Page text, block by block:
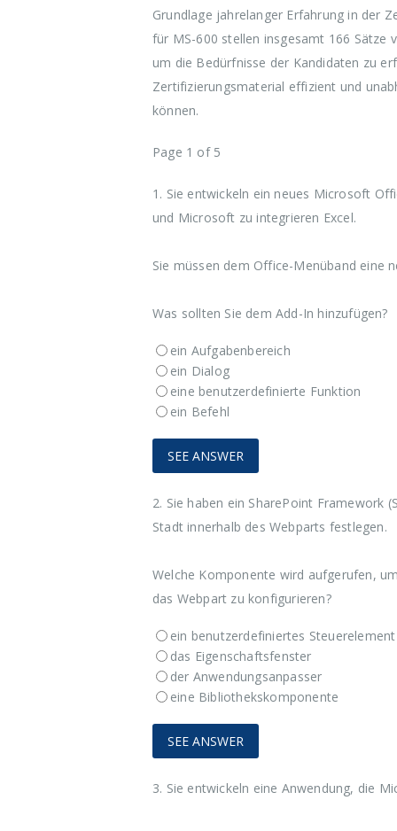
Grundlage jahrelanger Erfahrung in der
für MS-600 stellen insgesamt 166
um die Bedürfnisse der Kandidaten zu
Zertifizierungsmaterial effizient und
können.
Page 1 of 5
1. Sie entwickeln ein neues Microsoft
und Microsoft zu integrieren Excel.
Sie müssen dem Office-Menüband eine
Was sollten Sie dem Add-In hinzufügen?
ein Aufgabenbereich
ein Dialog
eine benutzerdefinierte Funktion
ein Befehl
2. Sie haben ein SharePoint Framework
Stadt innerhalb des Webparts festlegen.
Welche Komponente wird aufgerufen,
das Webpart zu konfigurieren?
ein benutzerdefiniertes Steuerelement
das Eigenschaftsfenster
der Anwendungsanpasser
eine Bibliothekskomponente
3. Sie entwickeln eine Anwendung, die